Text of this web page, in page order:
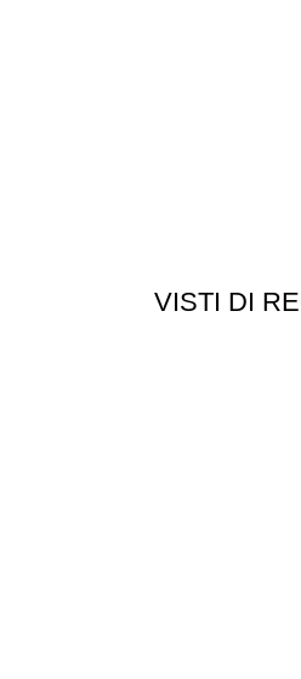
VISTI DI